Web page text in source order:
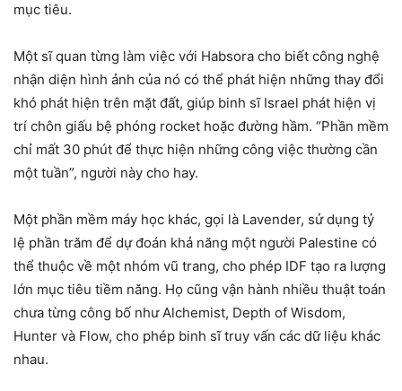
mục tiêu.
Một sĩ quan từng làm việc với Habsora cho biết công nghệ
nhận diện hình ảnh của nó có thể phát hiện những thay đổi
khó phát hiện trên mặt đất, giúp binh sĩ Israel phát hiện vị
trí chôn giấu bệ phóng rocket hoặc đường hầm. “Phần mềm
chỉ mất 30 phút để thực hiện những công việc thường cần
một tuần”, người này cho hay.
Một phần mềm máy học khác, gọi là Lavender, sử dụng tỷ
lệ phần trăm để dự đoán khả năng một người Palestine có
thể thuộc về một nhóm vũ trang, cho phép IDF tạo ra lượng
lớn mục tiêu tiềm năng. Họ cũng vận hành nhiều thuật toán
chưa từng công bố như Alchemist, Depth of Wisdom,
Hunter và Flow, cho phép binh sĩ truy vấn các dữ liệu khác
nhau.